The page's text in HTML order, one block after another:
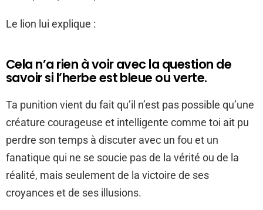
Le lion lui explique :
Cela n’a rien à voir avec la question de
savoir si l’herbe est bleue ou verte.
Ta punition vient du fait qu’il n’est pas possible qu’une
créature courageuse et intelligente comme toi ait pu
perdre son temps à discuter avec un fou et un
fanatique qui ne se soucie pas de la vérité ou de la
réalité, mais seulement de la victoire de ses
croyances et de ses illusions.